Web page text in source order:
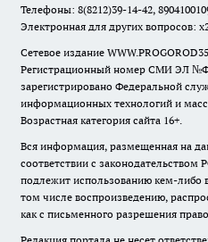
Телефоны: 8(8212)39-14-42,
Электронная для других вопросов:
Сетевое издание
Регистрационный номер СМИ ЭЛ
зарегистрировано Федеральной
информационных технологий и
Возрастная категория сайта 16+.
Вся информация, размещенная на
соответствии с законодательством
подлежит использованию кем-либо
том числе воспроизведению,
как с письменного разрешения